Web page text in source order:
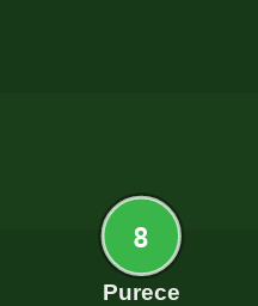
8
Purece